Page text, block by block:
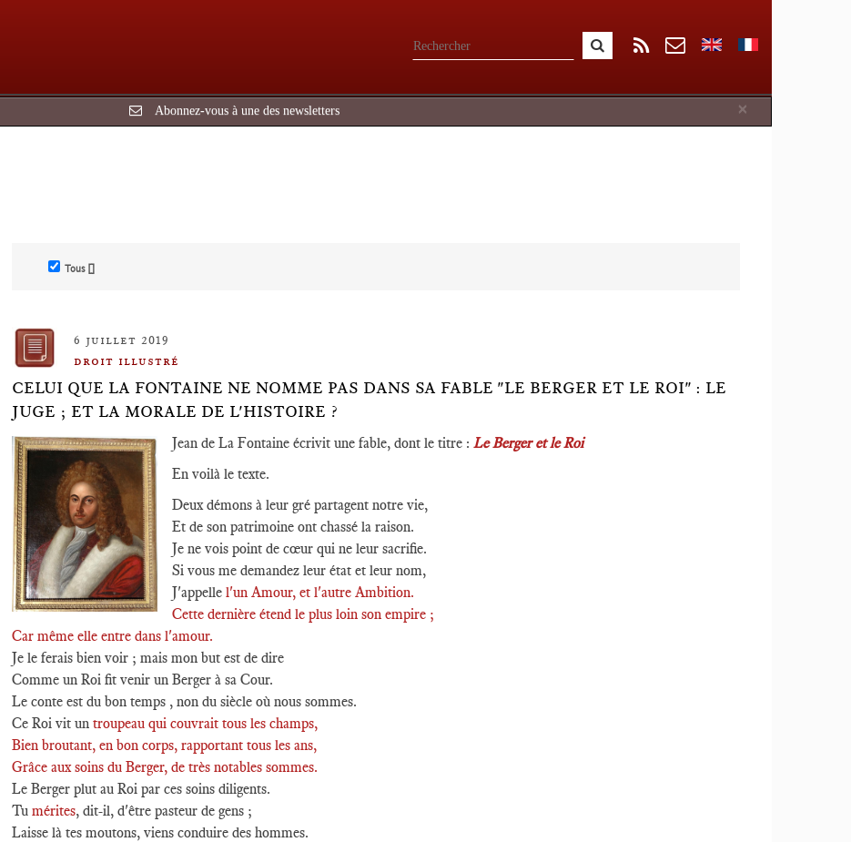
×
Abonnez-vous à une des newsletters
Tous []
6 juillet 2019
droit illustré
CELUI QUE LA FONTAINE NE NOMME PAS DANS SA FABLE "LE BERGER ET LE ROI" : LE
JUGE ; ET LA MORALE DE L'HISTOIRE ?
Jean de La Fontaine écrivit une fable, dont le titre : Le Berger et le Roi
En voilà le texte.
Deux démons à leur gré partagent notre vie,
Et de son patrimoine ont chassé la raison.
Je ne vois point de cœur qui ne leur sacrifie.
Si vous me demandez leur état et leur nom,
J'appelle l'un Amour, et l'autre Ambition.
Cette dernière étend le plus loin son empire ;
Car même elle entre dans l'amour.
Je le ferais bien voir ; mais mon but est de dire
Comme un Roi fit venir un Berger à sa Cour.
Le conte est du bon temps , non du siècle où nous sommes.
Ce Roi vit un troupeau qui couvrait tous les champs,
Bien broutant, en bon corps, rapportant tous les ans,
Grâce aux soins du Berger, de très notables sommes.
Le Berger plut au Roi par ces soins diligents.
Tu mérites, dit-il, d'être pasteur de gens ;
Laisse là tes moutons, viens conduire des hommes.